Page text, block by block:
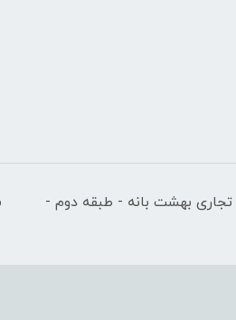
بهشت بانه - طبقه دوم -